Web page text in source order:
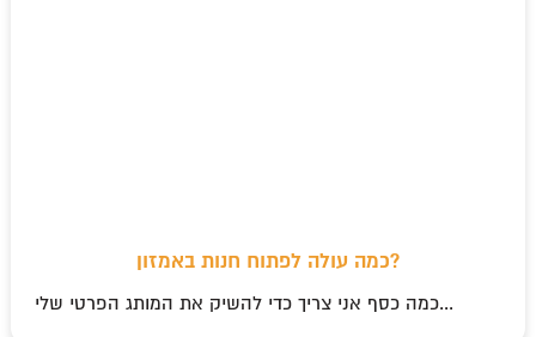
כמה עולה לפתוח חנות באמזון?
כמה כסף אני צריך כדי להשיק את המותג הפרטי שלי...